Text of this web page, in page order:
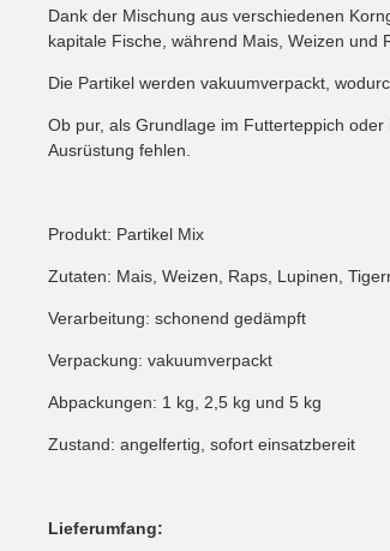
Dank der Mischung aus verschiedenen
kapitale Fische, während Mais, Weizen und
Die Partikel werden vakuumverpackt,
Ob pur, als Grundlage im Futterteppich
Ausrüstung fehlen.
Produkt: Partikel Mix
Zutaten: Mais, Weizen, Raps, Lupinen,
Verarbeitung: schonend gedämpft
Verpackung: vakuumverpackt
Abpackungen: 1 kg, 2,5 kg und 5 kg
Zustand: angelfertig, sofort einsatzbereit
Lieferumfang: